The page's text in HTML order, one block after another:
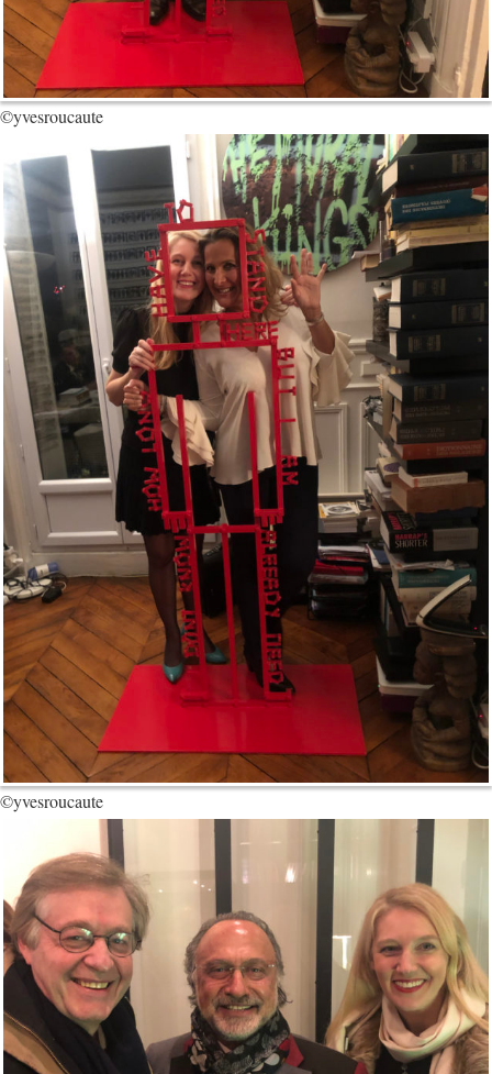
©yvesroucaute
©yvesroucaute